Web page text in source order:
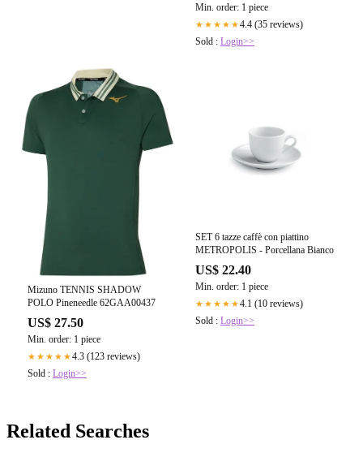
Min. order: 1 piece
★★★★★4.4 (35 reviews)
Sold : Login>>
Mizuno TENNIS SHADOW
POLO Pineneedle 62GAA00437
US$ 27.50
Min. order: 1 piece
★★★★★4.3 (123 reviews)
Sold : Login>>
SET 6 tazze caffè con piattino
METROPOLIS - Porcellana Bianco
US$ 22.40
Min. order: 1 piece
★★★★★4.1 (10 reviews)
Sold : Login>>
Related Searches